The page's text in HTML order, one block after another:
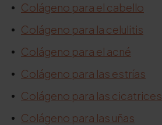
Colágeno para el cabello
Colágeno para la celulitis
Colágeno para el acné
Colágeno para las estrías
Colágeno para las cicatrices
Colágeno para las uñas